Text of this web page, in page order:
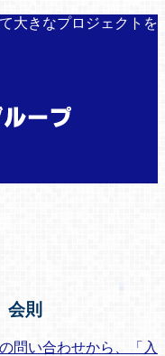
大きなプロジェクトを
則
問い合わせから、「入